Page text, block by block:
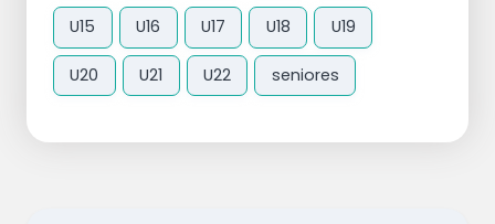
U15 U16 U17 U18 U19
U20 U21 U22 seniores